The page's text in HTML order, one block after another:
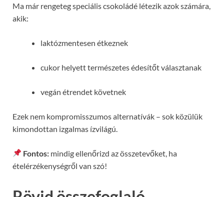
Ma már rengeteg speciális csokoládé létezik azok számára,
akik:
laktózmentesen étkeznek
cukor helyett természetes édesítőt választanak
vegán étrendet követnek
Ezek nem kompromisszumos alternatívák – sok közülük
kimondottan izgalmas ízvilágú.
Fontos: mindig ellenőrizd az összetevőket, ha
ételérzékenységről van szó!